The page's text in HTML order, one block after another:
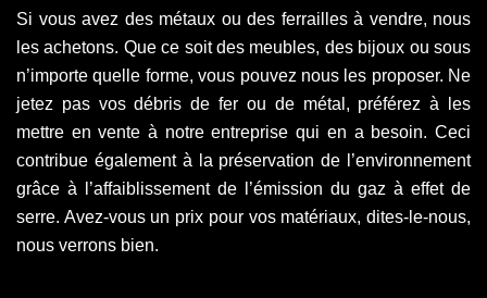
Si vous avez des métaux ou des ferrailles à vendre, nous
les achetons. Que ce soit des meubles, des bijoux ou sous
n’importe quelle forme, vous pouvez nous les proposer. Ne
jetez pas vos débris de fer ou de métal, préférez à les
mettre en vente à notre entreprise qui en a besoin. Ceci
contribue également à la préservation de l’environnement
grâce à l’affaiblissement de l’émission du gaz à effet de
serre. Avez-vous un prix pour vos matériaux, dites-le-nous,
nous verrons bien.